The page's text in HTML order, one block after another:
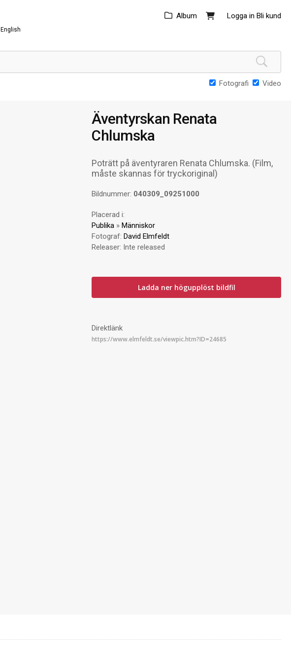
Logga in Bli kund
Album
English
Fotografi Video
Äventyrskan Renata
Chlumska
Poträtt på äventyraren Renata Chlumska. (Film,
måste skannas för tryckoriginal)
Bildnummer: 040309_09251000
Placerad i:
Publika »Människor
Fotograf:David Elmfeldt
Releaser: Inte released
Ladda ner högupplöst bildfil
Direktlänk